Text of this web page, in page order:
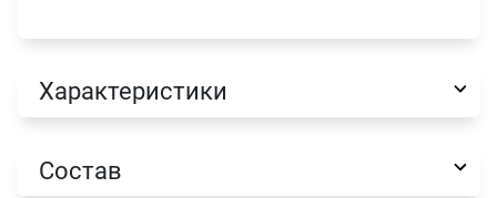
Характеристики
Состав